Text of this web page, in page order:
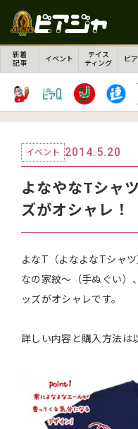
新着
記事
イベント
テイス
ティング
ビ
イベント 2014.5.20
よなやなTシャ
ズがオシャレ！
よなT（よなよなTシャ
なの家紋～（手ぬぐい）
ッズがオシャレです。
詳しい内容と購入方法は